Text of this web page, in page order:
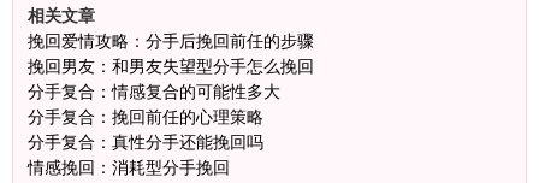
相关文章
‌挽回爱情攻略：分手后挽回前任的步骤
挽回男友：和男友失望型分手怎么挽回
分手复合：情感复合的可能性多大
分手复合：挽回前任的心理策略
分手复合：真性分手还能挽回吗
情感挽回：消耗型分手挽回